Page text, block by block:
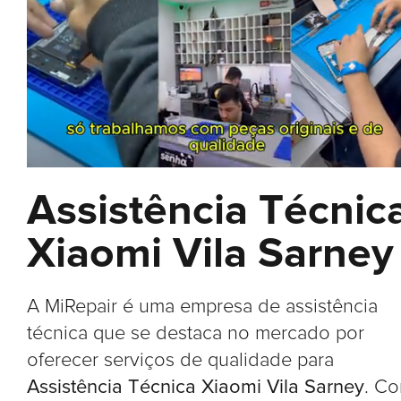
Assistência
Xiaomi Vila Sarney
A MiRepair é uma empresa de assistência
técnica que se destaca no mercado por
oferecer serviços de qualidade para
Assistência Técnica Xiaomi Vila Sarney.